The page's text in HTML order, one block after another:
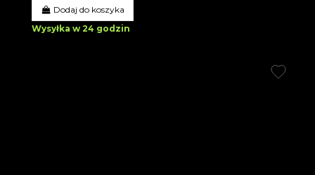
Dodaj do koszyka
Wysyłka w 24 godzin